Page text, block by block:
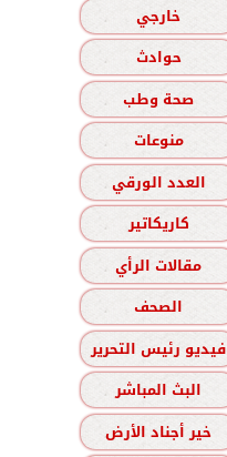
خارجي
حوادث
صحة وطب
منوعات
العدد الورقي
كاريكاتير
مقالات الرأي
الصحف
فيديو رئيس التحرير
البث المباشر
خير أجناد الأرض